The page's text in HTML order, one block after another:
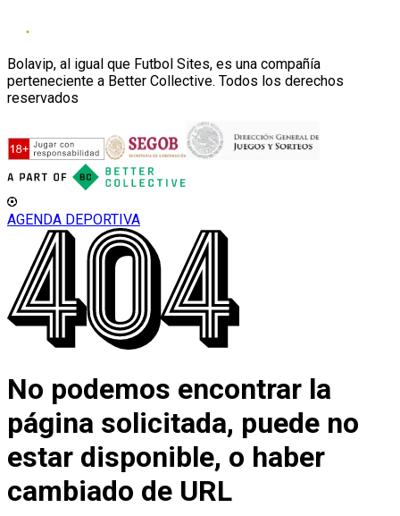
Bolavip, al igual que Futbol Sites, es una compañía
perteneciente a Better Collective. Todos los derechos
reservados
AGENDA DEPORTIVA
No podemos encontrar la
página solicitada, puede no
estar disponible, o haber
cambiado de URL